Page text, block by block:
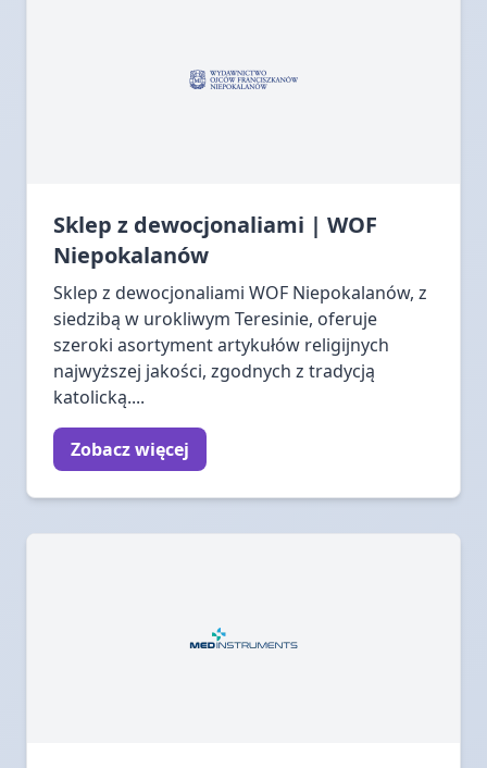
Sklep z dewocjonaliami | WOF
Niepokalanów
Sklep z dewocjonaliami WOF Niepokalanów, z
siedzibą w urokliwym Teresinie, oferuje
szeroki asortyment artykułów religijnych
najwyższej jakości, zgodnych z tradycją
katolicką....
Zobacz więcej